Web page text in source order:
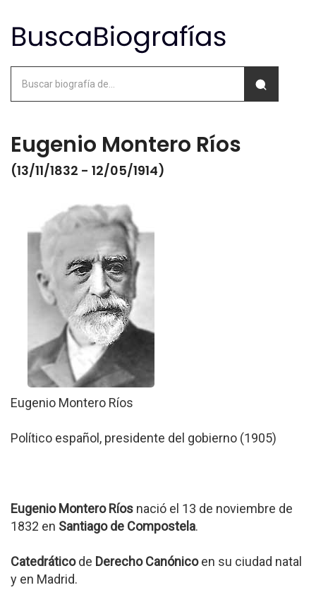
Eugenio Montero Ríos
(13/11/1832 - 12/05/1914)
Eugenio Montero Ríos
Político español, presidente del gobierno (1905)
Eugenio Montero Ríos nació el 13 de noviembre de
1832 en Santiago de Compostela.
Catedráticode Derecho Canónicoen su ciudad natal
y en Madrid.